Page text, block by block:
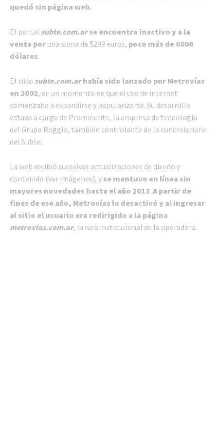
quedó sin página web.
El portal subte.com.arse encuentra inactivo y a la
venta por una suma de 5299 euros, poco más de 6000
dólares.
El sitio subte.com.arhabía sido lanzado por Metrovías
en 2002, en un momento en que el uso de internet
comenzaba a expandirse y popularizarse. Su desarrollo
estuvo a cargo de Prominente, la empresa de tecnología
del Grupo Roggio, también controlante de la concesionaria
del Subte.
La web recibió sucesivas actualizaciones de diseño y
contenido (ver imágenes), y se mantuvo en línea sin
mayores novedades hasta el año 2013. A partir de
fines de ese año, Metrovías lo desactivó y al ingresar
al sitio el usuario era redirigido a la página
metrovias.com.ar, la web institucional de la operadora.